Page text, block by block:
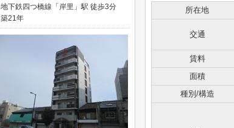
所在地
交通
賃料
面積
種別/構造
地下鉄四つ橋線「岸里」駅 徒歩3分
築21年